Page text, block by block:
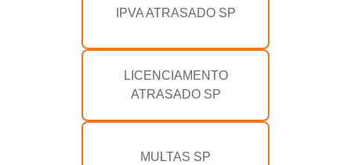
IPVA ATRASADO SP
LICENCIAMENTO
ATRASADO SP
MULTAS SP